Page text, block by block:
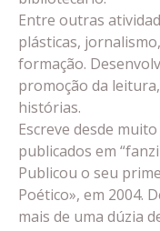
Entre outras
plásticas,
formação.
promoção da
histórias.
Escreve desde
publicados em
Publicou o seu
Poético», em 2004.
mais de uma dúzia